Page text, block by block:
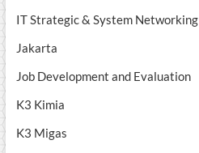
IT Strategic & System Networking
Jakarta
Job Development and Evaluation
K3 Kimia
K3 Migas